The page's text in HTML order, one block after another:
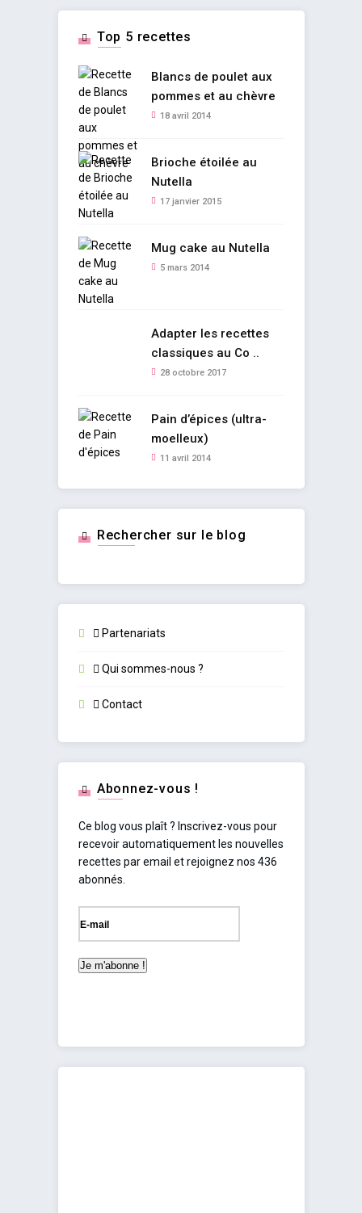
Top 5 recettes
Blancs de poulet aux
pommes et au chèvre
18 avril 2014
Brioche étoilée au
Nutella
17 janvier 2015
Mug cake au Nutella
5 mars 2014
Adapter les recettes
classiques au Co ..
28 octobre 2017
Pain d’épices (ultra-
moelleux)
11 avril 2014
Rechercher sur le blog
Partenariats
Qui sommes-nous ?
Contact
Abonnez-vous !
Ce blog vous plaît ? Inscrivez-vous pour
recevoir automatiquement les nouvelles
recettes par email et rejoignez nos 436
abonnés.